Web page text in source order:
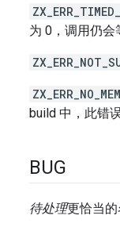
为 0，调用仍
build 中，此错
BUG
待处理更恰当